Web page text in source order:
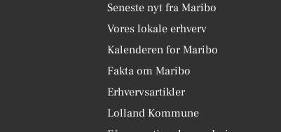
Seneste nyt fra Maribo
Vores lokale erhverv
Kalenderen for Maribo
Fakta om Maribo
Erhvervsartikler
Lolland Kommune